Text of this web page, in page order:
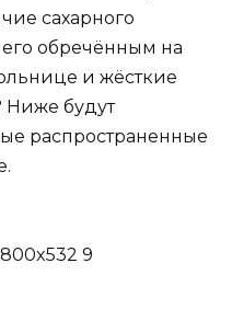
сахарного
его обречённым на
и жёсткие
Ниже будут
распространенные